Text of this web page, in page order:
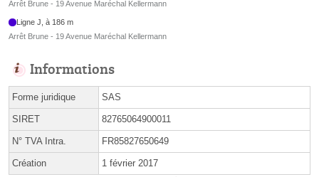
Arrêt Brune - 19 Avenue Maréchal Kellermann
Ligne J, à 186 m
Arrêt Brune - 19 Avenue Maréchal Kellermann
Informations
Forme juridique SAS
SIRET 82765064900011
N° TVA Intra. FR85827650649
Création 1 février 2017